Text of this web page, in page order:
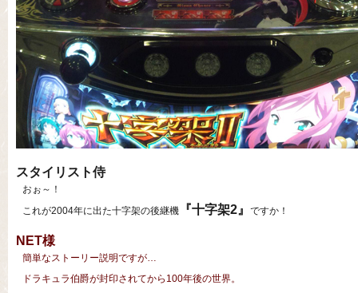
スタイリスト侍
おぉ～！
これが2004年に出た十字架の後継機
『十字架2』 ですか！
NET様
簡単なストーリー説明ですが…
ドラキュラ伯爵が封印されてから100年後の世界。